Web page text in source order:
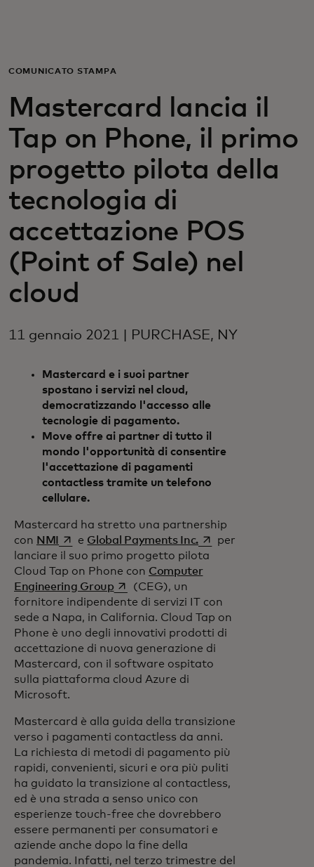
Per il business
Per il mondo
Per gli innovatori
Newsroom
COMUNICATO STAMPA
Mastercard lancia il
Tap on Phone, il primo
progetto pilota della
tecnologia di
accettazione POS
(Point of Sale) nel
cloud
11 gennaio 2021 | PURCHASE, NY
Mastercard e i suoi partner
spostano i servizi nel cloud,
democratizzando l'accesso alle
tecnologie di pagamento.
Move offre ai partner di tutto il
mondo l'opportunità di consentire
l'accettazione di pagamenti
contactless tramite un telefono
cellulare.
Mastercard ha stretto una partnership
con NMI si apre in una nuova scheda
e Global Payments Inc. si apre in una nuova
per
lanciare il suo primo progetto pilota
Cloud Tap on Phone con Computer
Engineering Groupsi apre in una nuova scheda
(CEG), un
fornitore indipendente di servizi IT con
sede a Napa, in California. Cloud Tap on
Phone è uno degli innovativi prodotti di
accettazione di nuova generazione di
Mastercard, con il software ospitato
sulla piattaforma cloud Azure di
Microsoft.
Mastercard è alla guida della transizione
verso i pagamenti contactless da anni.
La richiesta di metodi di pagamento più
rapidi, convenienti, sicuri e ora più puliti
ha guidato la transizione al contactless,
ed è una strada a senso unico con
esperienze touch-free che dovrebbero
essere permanenti per consumatori e
aziende anche dopo la fine della
pandemia. Infatti, nel terzo trimestre del